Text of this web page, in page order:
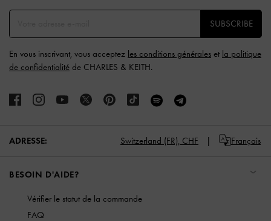
SUBSCRIBE
En vous inscrivant, vous acceptez les conditions générales et la politique
de confidentialité de CHARLES & KEITH.
ADRESSE: Switzerland (FR), CHF Français
BESOIN D'AIDE?
Vérifier le statut de la commande
FAQ